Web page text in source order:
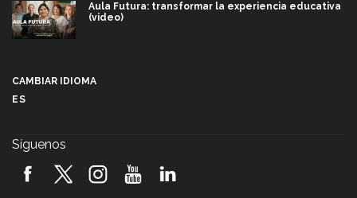
Aula Futura: transformar la experiencia educativa
(video)
2026! (video)
CAMBIAR IDIOMA
ES
Síguenos